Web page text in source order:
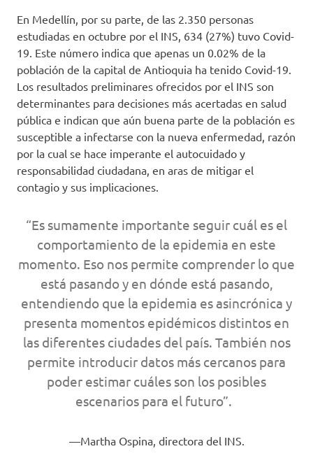
En Medellín, por su parte, de las 2.350 personas
estudiadas en octubre por el INS, 634 (27%) tuvo Covid-
19. Este número indica que apenas un 0.02% de la
población de la capital de Antioquia ha tenido Covid-19.
Los resultados preliminares ofrecidos por el INS son
determinantes para decisiones más acertadas en salud
pública e indican que aún buena parte de la población es
susceptible a infectarse con la nueva enfermedad, razón
por la cual se hace imperante el autocuidado y
responsabilidad ciudadana, en aras de mitigar el
contagio y sus implicaciones.
“Es sumamente importante seguir cuál es el
comportamiento de la epidemia en este
momento. Eso nos permite comprender lo que
está pasando y en dónde está pasando,
entendiendo que la epidemia es asincrónica y
presenta momentos epidémicos distintos en
las diferentes ciudades del país. También nos
permite introducir datos más cercanos para
poder estimar cuáles son los posibles
escenarios para el futuro”.
Martha Ospina, directora del INS.